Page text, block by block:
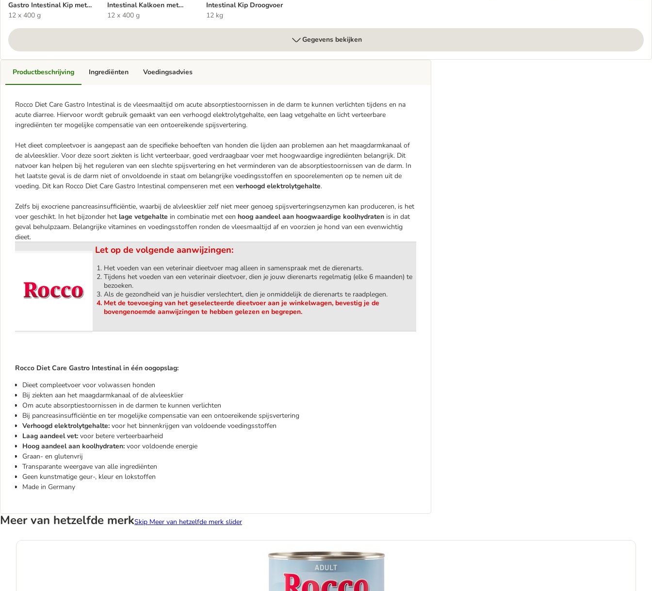
Gastro Intestinal Kip met
Pastinaak Hondenvoer
12 x 400 g
Intestinal Kalkoen met
Pompoen 400 g
12 x 400 g
Intestinal Kip Droogvoer
12 kg
Gegevens bekijken
Productbeschrijving
Rocco Diet Care Gastro Intestinal is de vleesmaaltijd om acute absorptiestoornissen in de darm te kunnen verlichten tijdens en na
acute diarree. Hiervoor wordt gebruik gemaakt van een verhoogd elektrolytgehalte, een laag vetgehalte en licht verteerbare
ingrediënten ter mogelijke compensatie van een ontoereikende spijsvertering.
Het dieet compleetvoer is aangepast aan de specifieke behoeften van honden die lijden aan problemen aan het maagdarmkanaal of
de alvleesklier. Voor deze soort ziekten is licht verteerbaar, goed verdraagbaar voer met hoogwaardige ingrediënten belangrijk. Dit
natvoer kan helpen bij het reguleren van een slechte spijsvertering en het verminderen van de absorptiestoornissen van de darm. In
het laatste geval is de darm niet of onvoldoende in staat om belangrijke voedingsstoffen en spoorelementen op te nemen uit de
voeding. Dit kan Rocco Diet Care Gastro Intestinal compenseren met een verhoogd elektrolytgehalte.
Zelfs bij exocriene pancreasinsufficiëntie, waarbij de alvleesklier zelf niet meer genoeg spijsverteringsenzymen kan produceren, is het
voer geschikt. In het bijzonder het lage vetgehalte in combinatie met een hoog aandeel aan hoogwaardige koolhydraten is in dat
geval behulpzaam. Belangrijke vitamines en voedingsstoffen ronden de vleesmaaltijd af en voorzien je hond van een evenwichtig
dieet.
Let op de volgende aanwijzingen:
Het voeden van een veterinair dieetvoer mag alleen in samenspraak met de dierenarts.
Tijdens het voeden van een veterinair dieetvoer, dien je jouw dierenarts regelmatig (elke 6 maanden) te
bezoeken.
Als de gezondheid van je huisdier verslechtert, dien je onmiddelijk de dierenarts te raadplegen.
Met de toevoeging van het geselecteerde dieetvoer aan je winkelwagen, bevestig je de
bovengenoemde aanwijzingen te hebben gelezen en begrepen.
Rocco Diet Care Gastro Intestinal in één oogopslag:
Dieet compleetvoer voor volwassen honden
Bij ziekten aan het maagdarmkanaal of de alvleesklier
Om acute absorptiestoornissen in de darmen te kunnen verlichten
Bij pancreasinsufficiëntie en ter mogelijke compensatie van een ontoereikende spijsvertering
Verhoogd elektrolytgehalte: voor het binnenkrijgen van voldoende voedingsstoffen
Laag aandeel vet: voor betere verteerbaarheid
Hoog aandeel aan koolhydraten: voor voldoende energie
Graan- en glutenvrij
Transparante weergave van alle ingrediënten
Geen kunstmatige geur-, kleur en lokstoffen
Made in Germany
Ingrediënten Voedingsadvies
Meer van hetzelfde merkSkip Meer van hetzelfde merk slider